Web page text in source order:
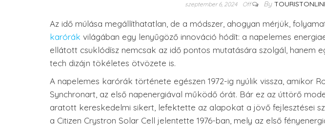
szeptember 6, 2024 Off By
Az idő múlása megállíthatatlan, de a módszer, ahogyan mérjük,
karórák világában egy lenyűgöző innováció hódít: a napelemes
ellátott csuklódísz nemcsak az idő pontos mutatására szolgál, hanem
tech dizájn tökéletes ötvözete is.
A napelemes karórák története egészen 1972-ig nyúlik vissza, amikor
Synchronart, az első napenergiával működő órát. Bár ez az úttörő
aratott kereskedelmi sikert, lefektette az alapokat a jövő fejlesztései
a Citizen Crystron Solar Cell jelentette 1976-ban, mely az első